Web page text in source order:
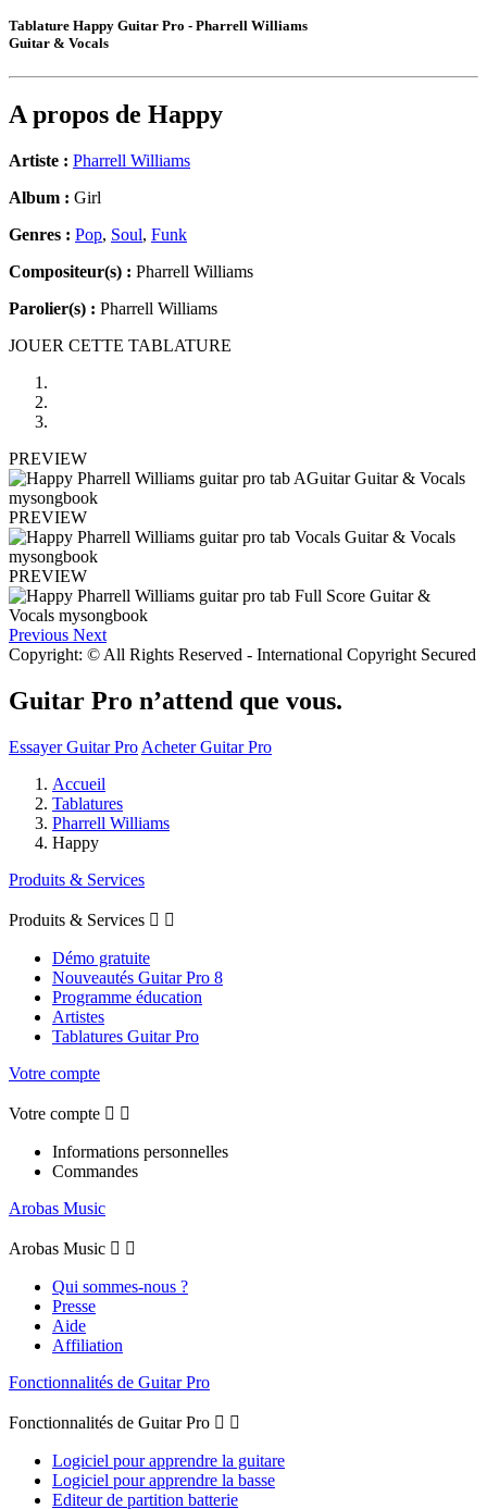
Tablature Happy Guitar Pro - Pharrell Williams
Guitar & Vocals
A propos de Happy
Artiste : Pharrell Williams
Album : Girl
Genres : Pop, Soul, Funk
Compositeur(s) : Pharrell Williams
Parolier(s) : Pharrell Williams
JOUER CETTE TABLATURE
PREVIEW
PREVIEW
PREVIEW
Previous Next
Copyright: © All Rights Reserved - International Copyright Secured
Guitar Pro n’attend que vous.
Essayer Guitar Pro Acheter Guitar Pro
Accueil
Tablatures
Pharrell Williams
Happy
Produits & Services
Produits & Services  
Démo gratuite
Nouveautés Guitar Pro 8
Programme éducation
Artistes
Tablatures Guitar Pro
Votre compte
Votre compte  
Informations personnelles
Commandes
Arobas Music
Arobas Music  
Qui sommes-nous ?
Presse
Aide
Affiliation
Fonctionnalités de Guitar Pro
Fonctionnalités de Guitar Pro  
Logiciel pour apprendre la guitare
Logiciel pour apprendre la basse
Editeur de partition batterie